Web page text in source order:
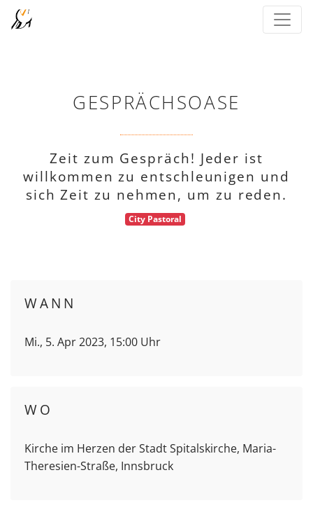
GESPRÄCHSOASE
Zeit zum Gespräch! Jeder ist
willkommen zu entschleunigen und
sich Zeit zu nehmen, um zu reden.
City Pastoral
WANN
Mi., 5. Apr 2023, 15:00 Uhr
WO
Kirche im Herzen der Stadt Spitalskirche, Maria-
Theresien-Straße, Innsbruck